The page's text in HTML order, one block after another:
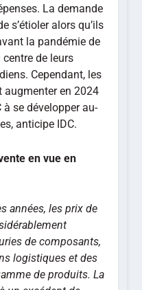
La demande
s’étioler alors qu’ils
la pandémie de
centre de leurs
Cependant, les
augmenter en 2024
se développer au-
anticipe IDC.
en vue en
années, les prix de
de composants,
logistiques et des
de produits. La